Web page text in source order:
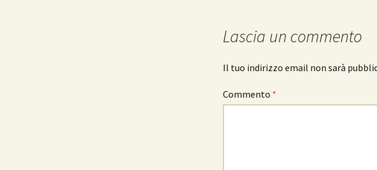
Lascia un commento
Il tuo indirizzo email non sarà
Commento *